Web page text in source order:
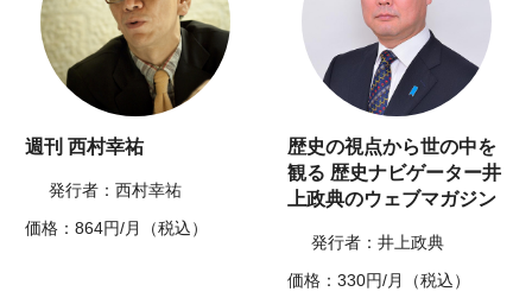
週刊 西村幸祐
発行者：西村幸祐
価格：864円/月（税込）
歴史の視点から世の中を
観る 歴史ナビゲーター井
上政典のウェブマガジン
発行者：井上政典
価格：330円/月（税込）